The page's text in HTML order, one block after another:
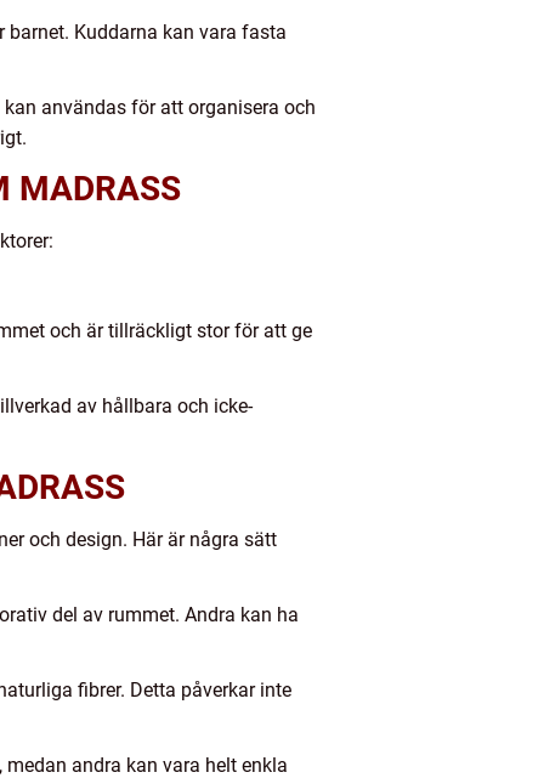
Kuddarna kan vara fasta
användas för att organisera och
MADRASS
och är tillräckligt stor för att ge
av hållbara och icke-
och design. Här är några sätt
del av rummet. Andra kan ha
fibrer. Detta påverkar inte
andra kan vara helt enkla